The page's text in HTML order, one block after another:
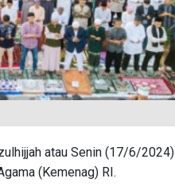
atau Senin (17/6/2024)
(Kemenag) RI.